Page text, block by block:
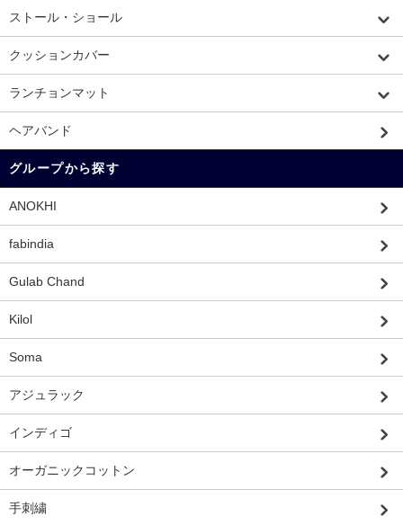
ストール・ショール
クッションカバー
ランチョンマット
ヘアバンド
グループから探す
ANOKHI
fabindia
Gulab Chand
Kilol
Soma
アジュラック
インディゴ
オーガニックコットン
手刺繍